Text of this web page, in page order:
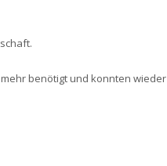
benötigt und konnten wieder